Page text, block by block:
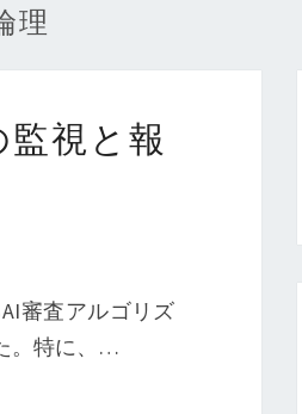
理
視と報
審査アルゴリズ
。特に、…